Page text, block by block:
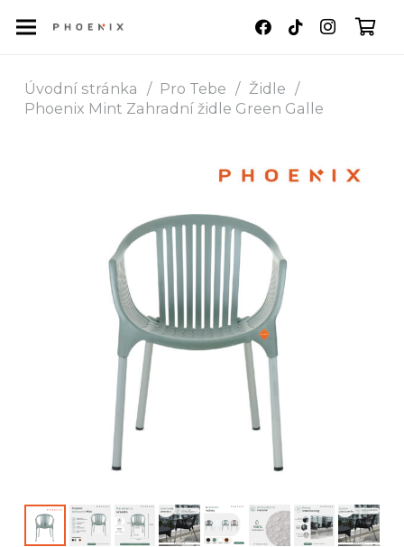
Úvodní stránka / Pro Tebe / Židle /
Phoenix Mint Zahradní židle Green Galle